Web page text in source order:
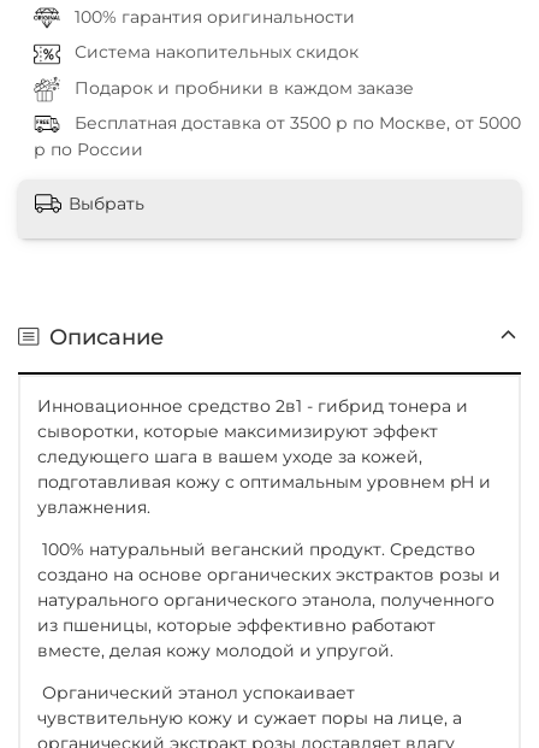
100% гарантия оригинальности
Система накопительных скидок
Подарок и пробники в каждом заказе
Бесплатная доставка от 3500 р по Москве, от 5000
р по России
Выбрать
Описание
Инновационное средство 2в1 - гибрид тонера и
сыворотки, которые максимизируют эффект
следующего шага в вашем уходе за кожей,
подготавливая кожу с оптимальным уровнем pH и
увлажнения.
100% натуральный веганский продукт. Средство
создано на основе органических экстрактов розы и
натурального органического этанола, полученного
из пшеницы, которые эффективно работают
вместе, делая кожу молодой и упругой.
Органический этанол успокаивает
чувствительную кожу и сужает поры на лице, а
органический экстракт розы доставляет влагу